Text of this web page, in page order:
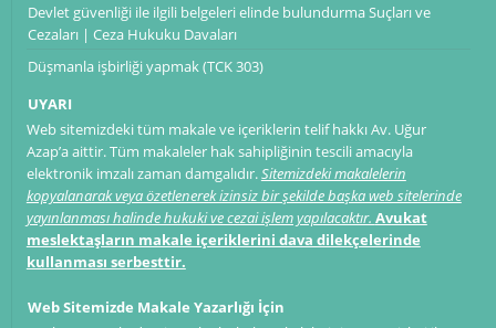
Devlet güvenliği ile ilgili belgeleri elinde bulundurma Suçları ve
Cezaları | Ceza Hukuku Davaları
Düşmanla işbirliği yapmak (TCK 303)
UYARI
Web sitemizdeki tüm makale ve içeriklerin telif hakkı Av. Uğur
Azap’a aittir. Tüm makaleler hak sahipliğinin tescili amacıyla
elektronik imzalı zaman damgalıdır.Sitemizdeki makalelerin
kopyalanarak veya özetlenerek izinsiz bir şekilde başka web sitelerinde
yayınlanması halinde hukuki ve cezai işlem yapılacaktır. Avukat
meslektaşların makale içeriklerini dava dilekçelerinde
kullanması serbesttir.
Web Sitemizde Makale Yazarlığı İçin